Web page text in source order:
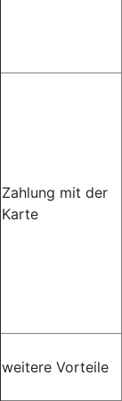
Zahlung mit der
Karte
weitere Vorteile